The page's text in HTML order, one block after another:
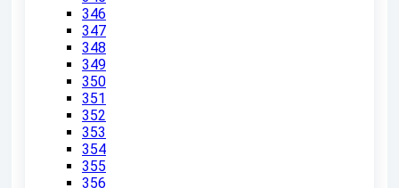
346
347
348
349
350
351
352
353
354
355
356